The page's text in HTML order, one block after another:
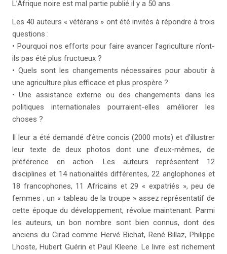
L’Afrique noire est mal partie publié il y a 50 ans.
Les 40 auteurs « vétérans » ont été invités à répondre à trois
questions :
• Pourquoi nos efforts pour faire avancer l’agriculture n’ont-
ils pas été plus fructueux ?
• Quels sont les changements nécessaires pour aboutir à
une agriculture plus efficace et plus prospère ?
• Une assistance externe ou des changements dans les
politiques internationales pourraient-elles améliorer les
choses ?
Il leur a été demandé d’être concis (2000 mots) et d’illustrer
leur texte de deux photos dont une d’eux-mêmes, de
préférence en action. Les auteurs représentent 12
disciplines et 14 nationalités différentes, 22 anglophones et
18 francophones, 11 Africains et 29 « expatriés », peu de
femmes ; un « tableau de la troupe » assez représentatif de
cette époque du développement, révolue maintenant. Parmi
les auteurs, un bon nombre sont bien connus, dont des
anciens du Cirad comme Hervé Bichat, René Billaz, Philippe
Lhoste, Hubert Guérin et Paul Kleene. Le livre est richement